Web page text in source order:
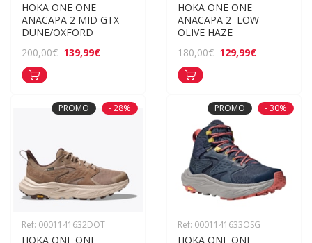
HOKA ONE ONE
ANACAPA 2 MID GTX
DUNE/OXFORD
200,00€ 139,99€
HOKA ONE ONE
ANACAPA 2  LOW
OLIVE HAZE
180,00€ 129,99€
PROMO - 28%
Ref: 0001141632DOT
HOKA ONE ONE
PROMO - 30%
Ref: 0001141633OSG
HOKA ONE ONE